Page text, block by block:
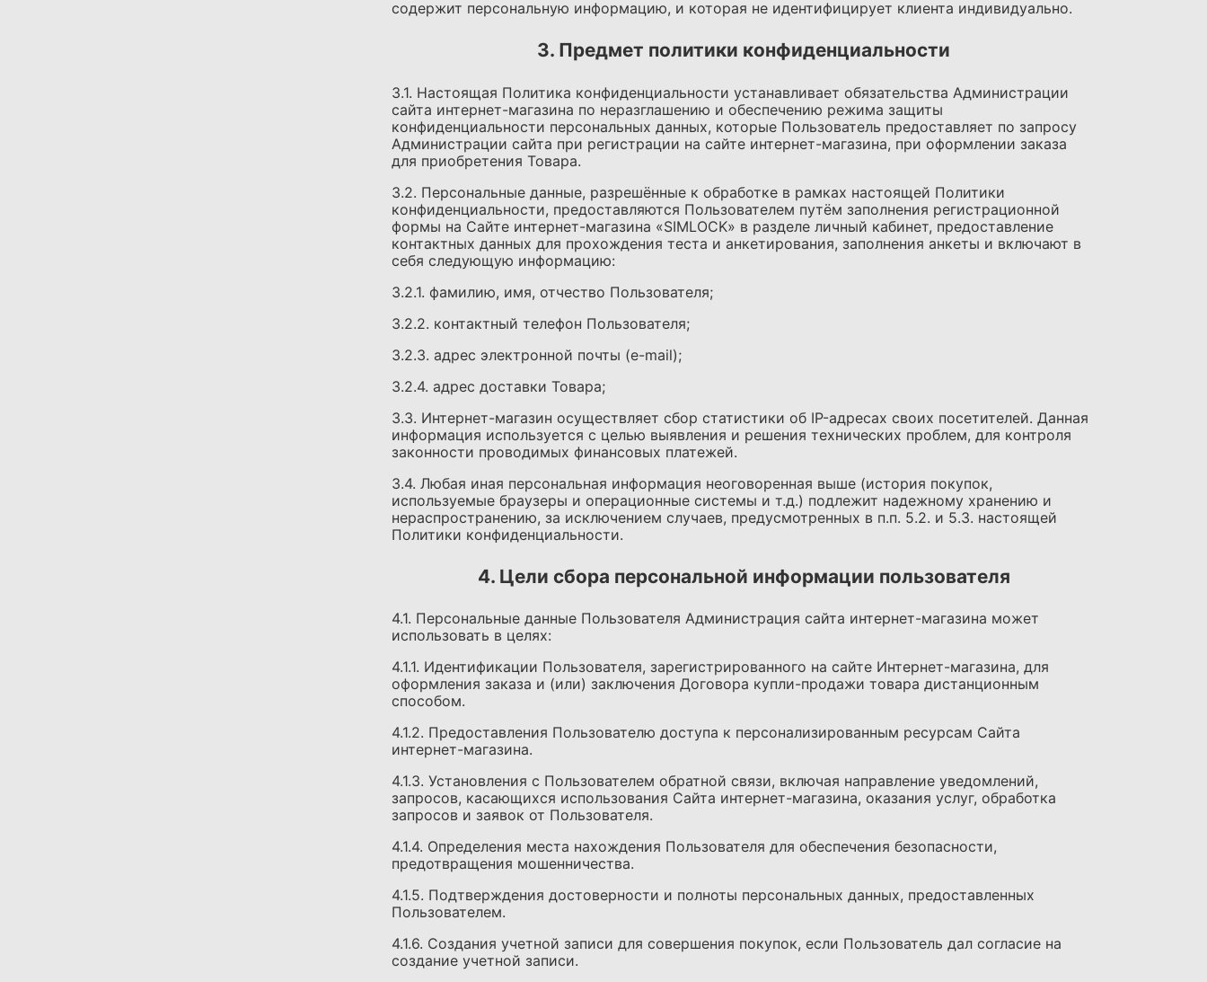
содержит персональную информацию, и которая не идентифицирует клиента индивидуально.
3. Предмет политики конфиденциальности
3.1. Настоящая Политика конфиденциальности устанавливает обязательства Администрации
сайта интернет-магазина по неразглашению и обеспечению режима защиты
конфиденциальности персональных данных, которые Пользователь предоставляет по запросу
Администрации сайта при регистрации на сайте интернет-магазина, при оформлении заказа
для приобретения Товара.
3.2. Персональные данные, разрешённые к обработке в рамках настоящей Политики
конфиденциальности, предоставляются Пользователем путём заполнения регистрационной
формы на Сайте интернет-магазина «SIMLOCK» в разделе личный кабинет, предоставление
контактных данных для прохождения теста и анкетирования, заполнения анкеты и включают в
себя следующую информацию:
3.2.1. фамилию, имя, отчество Пользователя;
3.2.2. контактный телефон Пользователя;
3.2.3. адрес электронной почты (e-mail);
3.2.4. адрес доставки Товара;
3.3. Интернет-магазин осуществляет сбор статистики об IP-адресах своих посетителей. Данная
информация используется с целью выявления и решения технических проблем, для контроля
законности проводимых финансовых платежей.
3.4. Любая иная персональная информация неоговоренная выше (история покупок,
используемые браузеры и операционные системы и т.д.) подлежит надежному хранению и
нераспространению, за исключением случаев, предусмотренных в п.п. 5.2. и 5.3. настоящей
Политики конфиденциальности.
4. Цели сбора персональной информации пользователя
4.1. Персональные данные Пользователя Администрация сайта интернет-магазина может
использовать в целях:
4.1.1. Идентификации Пользователя, зарегистрированного на сайте Интернет-магазина, для
оформления заказа и (или) заключения Договора купли-продажи товара дистанционным
способом.
4.1.2. Предоставления Пользователю доступа к персонализированным ресурсам Сайта
интернет-магазина.
4.1.3. Установления с Пользователем обратной связи, включая направление уведомлений,
запросов, касающихся использования Сайта интернет-магазина, оказания услуг, обработка
запросов и заявок от Пользователя.
4.1.4. Определения места нахождения Пользователя для обеспечения безопасности,
предотвращения мошенничества.
4.1.5. Подтверждения достоверности и полноты персональных данных, предоставленных
Пользователем.
4.1.6. Создания учетной записи для совершения покупок, если Пользователь дал согласие на
создание учетной записи.